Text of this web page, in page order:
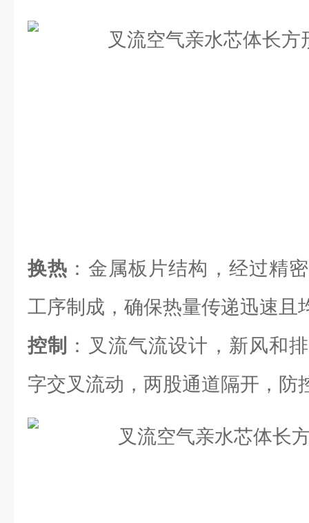
换热 ：金属板片结构，经过精
工序制成，确保热量传递迅速且
控制
：叉流气流设计，新风和
字交叉流动，两股通道隔开，防